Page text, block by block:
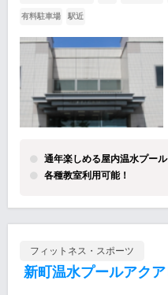
有料駐車場 駅近
通年楽しめる屋内温水プール
各種教室利用可能！
フィットネス・スポーツ
新町温水プールアク